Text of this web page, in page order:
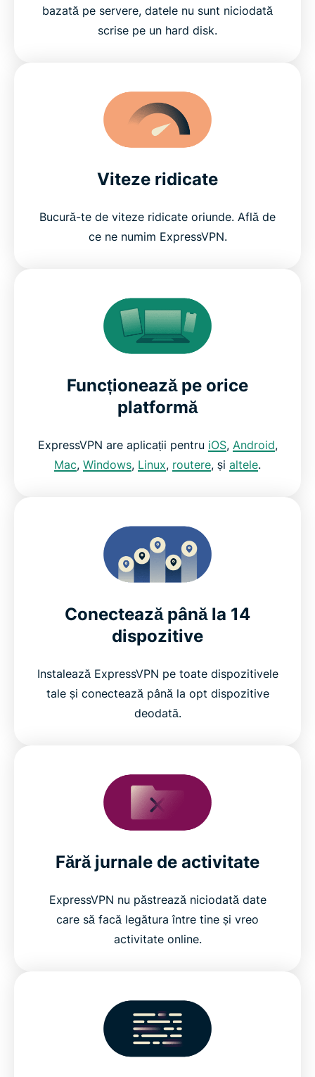
bazată pe servere, datele nu sunt niciodată
scrise pe un hard disk.
Viteze ridicate
Bucură-te de viteze ridicate oriunde. Află de
ce ne numim ExpressVPN.
Funcționează pe orice
platformă
ExpressVPN are aplicații pentru iOS, Android,
Mac, Windows, Linux, routere, și altele.
Conectează până la 14
dispozitive
Instalează ExpressVPN pe toate dispozitivele
tale și conectează până la opt dispozitive
deodată.
Fără jurnale de activitate
ExpressVPN nu păstrează niciodată date
care să facă legătura între tine și vreo
activitate online.